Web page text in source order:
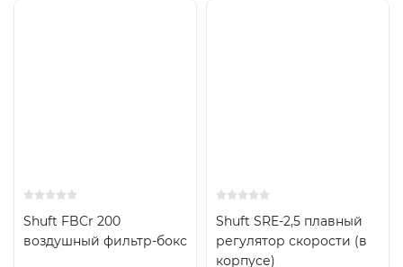
Shuft FBCr 200
воздушный фильтр-бокс
Shuft SRE-2,5 плавный
регулятор скорости (в
корпусе)